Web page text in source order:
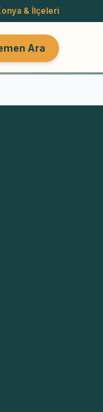
& İlçeleri
Ara